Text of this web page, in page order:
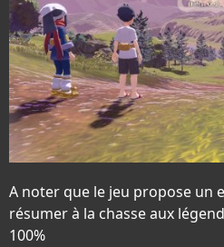
A noter que le jeu propose un
résumer à la chasse aux
100%